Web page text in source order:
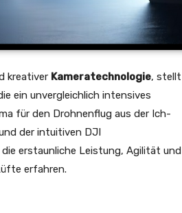
kreativer Kameratechnologie, stellt
ein unvergleichlich intensives
für den Drohnenflug aus der Ich-
der intuitiven DJI
erstaunliche Leistung, Agilität und
erfahren.